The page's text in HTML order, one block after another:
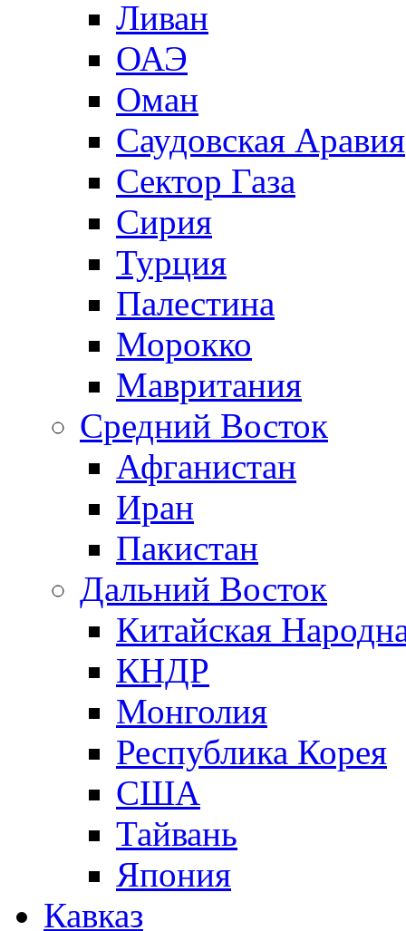
Ливан
ОАЭ
Оман
Саудовская Аравия
Сектор Газа
Сирия
Турция
Палестина
Морокко
Мавритания
Средний Восток
Афганистан
Иран
Пакистан
Дальний Восток
Китайская
КНДР
Монголия
Республика Корея
США
Тайвань
Япония
Кавказ